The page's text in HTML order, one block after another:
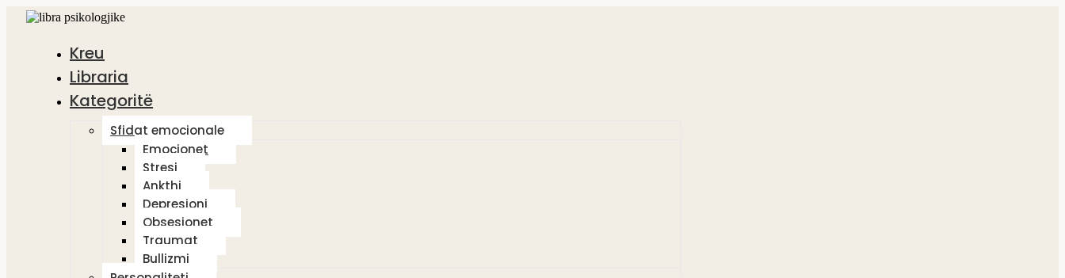
Kreu
Libraria
Kategoritë
Sfidat emocionale
Emocionet
Stresi
Ankthi
Depresioni
Obsesionet
Traumat
Bullizmi